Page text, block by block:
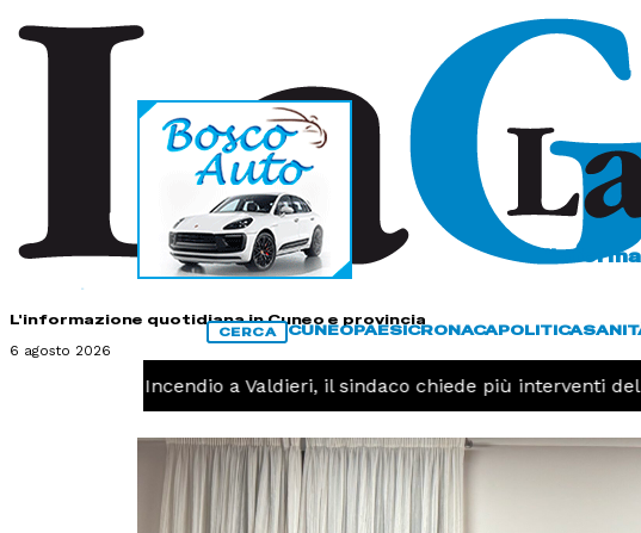
L'informazione quotidiana in Cuneo e provincia
6 agosto 2026
CERCA CUNEOPAESICRONACAPOLITICA
Incendio a Valdieri, il sindaco chiede più interventi